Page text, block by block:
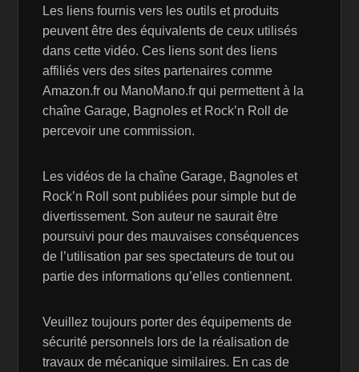
Les liens fournis vers les outils et produits
peuvent être des équivalents de ceux utilisés
dans cette vidéo. Ces liens sont des liens
affiliés vers des sites partenaires comme
Amazon.fr ou ManoMano.fr qui permettent à la
chaîne Garage, Bagnoles et Rock’n Roll de
percevoir une commission.
Les vidéos de la chaîne Garage, Bagnoles et
Rock’n Roll sont publiées pour simple but de
divertissement. Son auteur ne saurait être
poursuivi pour des mauvaises conséquences
de l’utilisation par ses spectateurs de tout ou
partie des informations qu’elles contiennent.
Veuillez toujours porter des équipements de
sécurité personnels lors de la réalisation de
travaux de mécanique similaires. En cas de